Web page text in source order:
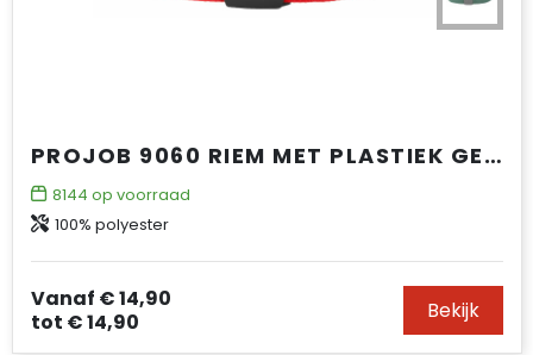
PROJOB 9060 RIEM MET PLASTIEK GESP
8144 op voorraad
100% polyester
Vanaf € 14,90
tot € 14,90 Bekijk